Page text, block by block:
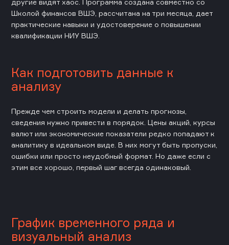
другие видят хаос. Программа создана совместно со
Школой финансов ВШЭ, рассчитана на три месяца, дает
практические навыки и удостоверение о повышении
квалификации НИУ ВШЭ.
Как подготовить данные к
анализу
Прежде чем строить модели и делать прогнозы,
сведения нужно привести в порядок. Цены акций, курсы
валют или экономические показатели редко попадают к
аналитику в идеальном виде. В них могут быть пропуски,
ошибки или просто неудобный формат. Но даже если с
этим все хорошо, первый шаг всегда одинаковый.
График временного ряда и
визуальный анализ